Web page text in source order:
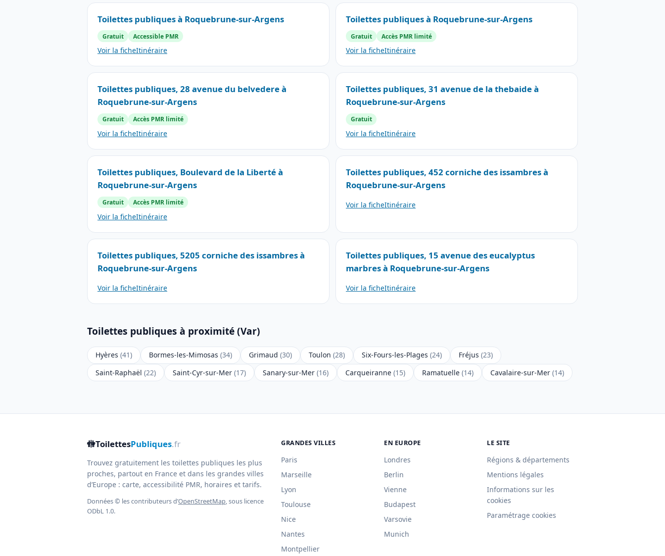
Toilettes publiques à Roquebrune-sur-Argens
Gratuit Accessible PMR
Voir la ficheItinéraire
Toilettes publiques à Roquebrune-sur-Argens
Gratuit Accès PMR limité
Voir la ficheItinéraire
Toilettes publiques, 28 avenue du belvedere à
Roquebrune-sur-Argens
Gratuit Accès PMR limité
Voir la ficheItinéraire
Toilettes publiques, 31 avenue de la thebaide à
Roquebrune-sur-Argens
Gratuit
Voir la ficheItinéraire
Toilettes publiques, Boulevard de la Liberté à
Roquebrune-sur-Argens
Gratuit Accès PMR limité
Voir la ficheItinéraire
Toilettes publiques, 452 corniche des issambres à
Roquebrune-sur-Argens
Voir la ficheItinéraire
Toilettes publiques, 5205 corniche des issambres à
Roquebrune-sur-Argens
Voir la ficheItinéraire
Toilettes publiques, 15 avenue des eucalyptus
marbres à Roquebrune-sur-Argens
Voir la ficheItinéraire
Toilettes publiques à proximité (Var)
Hyères (41) Bormes-les-Mimosas (34) Grimaud (30) Toulon (28) Six-Fours-les-Plages (24) Fréjus (23)
Saint-Raphaël (22) Saint-Cyr-sur-Mer (17) Sanary-sur-Mer (16) Carqueiranne (15) Ramatuelle (14) Cavalaire-sur-Mer (14)
🚻ToilettesPubliques.fr
Trouvez gratuitement les toilettes publiques les plus
proches, partout en France et dans les grandes villes
d’Europe : carte, accessibilité PMR, horaires et tarifs.
Données © les contributeurs d’OpenStreetMap, sous licence
ODbL 1.0.
GRANDES VILLES
Paris
Marseille
Lyon
Toulouse
Nice
Nantes
Montpellier
EN EUROPE
Londres
Berlin
Vienne
Budapest
Varsovie
Munich
LE SITE
Régions & départements
Mentions légales
Informations sur les
cookies
Paramétrage cookies